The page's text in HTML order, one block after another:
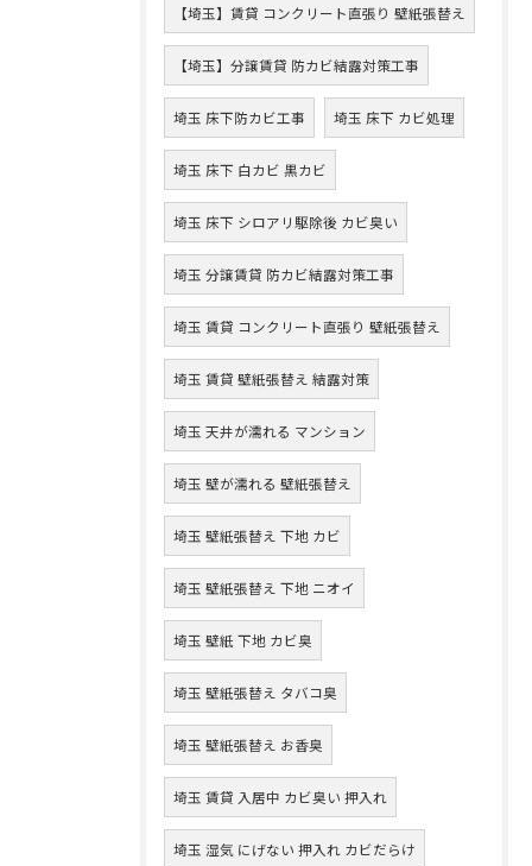
【埼玉】賃貸 コンクリート直張り 壁紙張替え
【埼玉】分譲賃貸 防カビ結露対策工事
埼玉 床下防カビ工事 埼玉 床下 カビ処理
埼玉 床下 白カビ 黒カビ
埼玉 床下 シロアリ駆除後 カビ臭い
埼玉 分譲賃貸 防カビ結露対策工事
埼玉 賃貸 コンクリート直張り 壁紙張替え
埼玉 賃貸 壁紙張替え 結露対策
埼玉 天井が濡れる マンション
埼玉 壁が濡れる 壁紙張替え
埼玉 壁紙張替え 下地 カビ
埼玉 壁紙張替え 下地 ニオイ
埼玉 壁紙 下地 カビ臭
埼玉 壁紙張替え タバコ臭
埼玉 壁紙張替え お香臭
埼玉 賃貸 入居中 カビ臭い 押入れ
埼玉 湿気 にげない 押入れ カビだらけ